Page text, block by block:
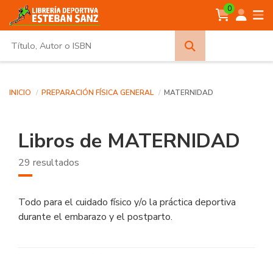
0
INICIO PREPARACIÓN FÍSICA GENERAL MATERNIDAD
Libros de MATERNIDAD
29 resultados
Todo para el cuidado físico y/o la práctica deportiva
durante el embarazo y el postparto.